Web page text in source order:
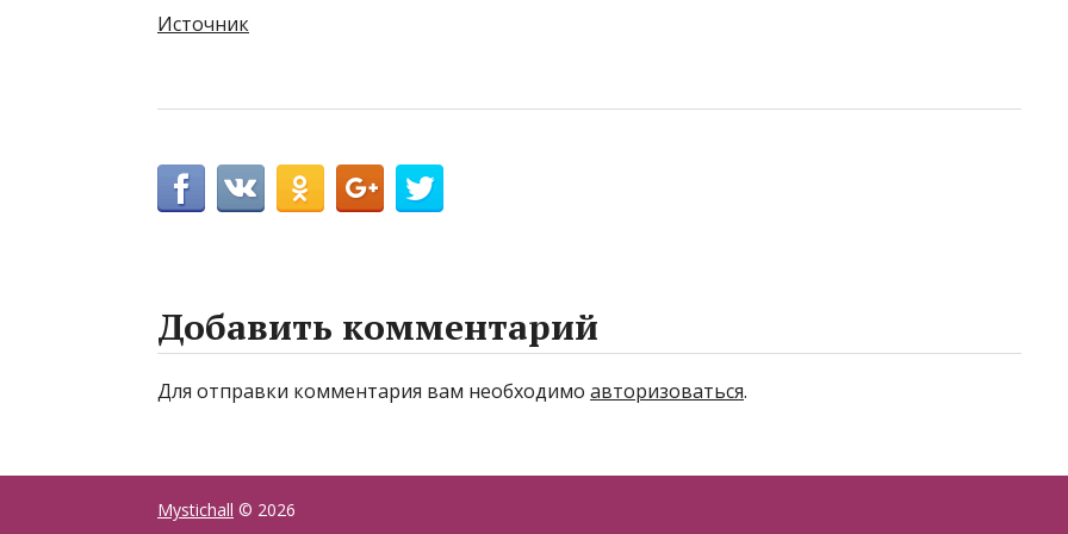
Источник
Добавить комментарий
Для отправки комментария вам необходимо авторизоваться.
Mystichall © 2026